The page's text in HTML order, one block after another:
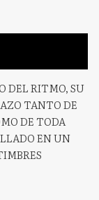
DEL RITMO, SU
TANTO DE
DE TODA
EN UN